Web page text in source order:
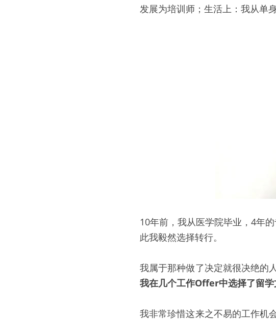
发展为培训师；生活上：我从单
10年前，我从医学院毕业，4年
此我毅然选择转行。
我属于那种做了决定就很决绝的
我在几个工作Offer中选择了留学
我非常珍惜这来之不易的工作机